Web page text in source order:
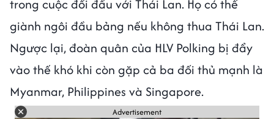
trong cuộc đối đầu với Thái Lan. Họ có thể
giành ngôi đầu bảng nếu không thua Thái Lan.
Ngược lại, đoàn quân của HLV Polking bị đẩy
vào thế khó khi còn gặp cả ba đối thủ mạnh là
Myanmar, Philippines và Singapore.
Advertisement